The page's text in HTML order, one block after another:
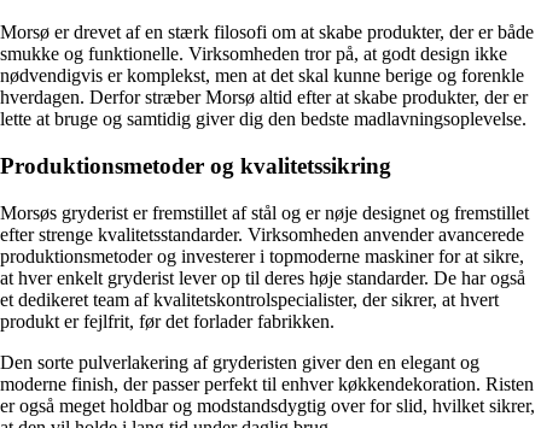
Morsø er drevet af en stærk filosofi om at skabe produkter, der er både
smukke og funktionelle. Virksomheden tror på, at godt design ikke
nødvendigvis er komplekst, men at det skal kunne berige og forenkle
hverdagen. Derfor stræber Morsø altid efter at skabe produkter, der er
lette at bruge og samtidig giver dig den bedste madlavningsoplevelse.
Produktionsmetoder og kvalitetssikring
Morsøs gryderist er fremstillet af stål og er nøje designet og fremstillet
efter strenge kvalitetsstandarder. Virksomheden anvender avancerede
produktionsmetoder og investerer i topmoderne maskiner for at sikre,
at hver enkelt gryderist lever op til deres høje standarder. De har også
et dedikeret team af kvalitetskontrolspecialister, der sikrer, at hvert
produkt er fejlfrit, før det forlader fabrikken.
Den sorte pulverlakering af gryderisten giver den en elegant og
moderne finish, der passer perfekt til enhver køkkendekoration. Risten
er også meget holdbar og modstandsdygtig over for slid, hvilket sikrer,